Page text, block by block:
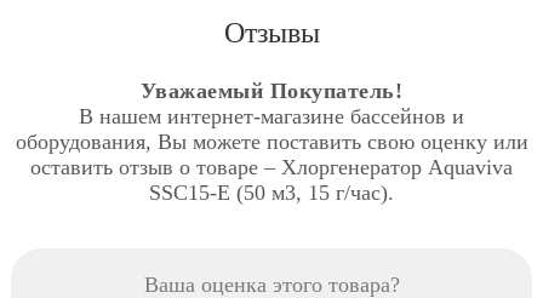
Отзывы
Уважаемый Покупатель!
В нашем интернет-магазине бассейнов и
оборудования, Вы можете поставить свою оценку или
оставить отзыв о товаре – Хлоргенератор Aquaviva
SSC15-E (50 м3, 15 г/час).
Ваша оценка этого товара?